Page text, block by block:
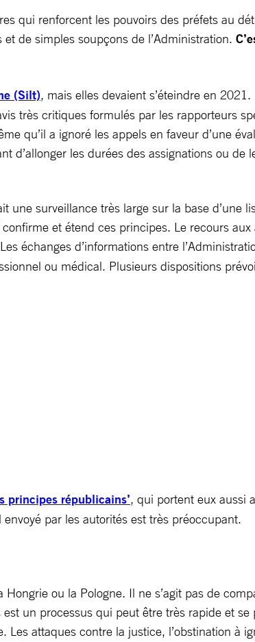
qui renforcent les pouvoirs des préfets au
de simples soupçons de l’Administration.
(Silt), mais elles devaient s’éteindre en
très critiques formulés par les rapporteurs
qu’il a ignoré les appels en faveur d’une
les durées des assignations ou de
surveillance très large sur la base d’une
et étend ces principes. Le recours
échanges d’informations entre
ou médical. Plusieurs dispositions
principes républicains’, qui portent eux aussi
par les autorités est très préoccupant.
ou la Pologne. Il ne s’agit pas de
un processus qui peut être très rapide et
attaques contre la justice, l’obstination à